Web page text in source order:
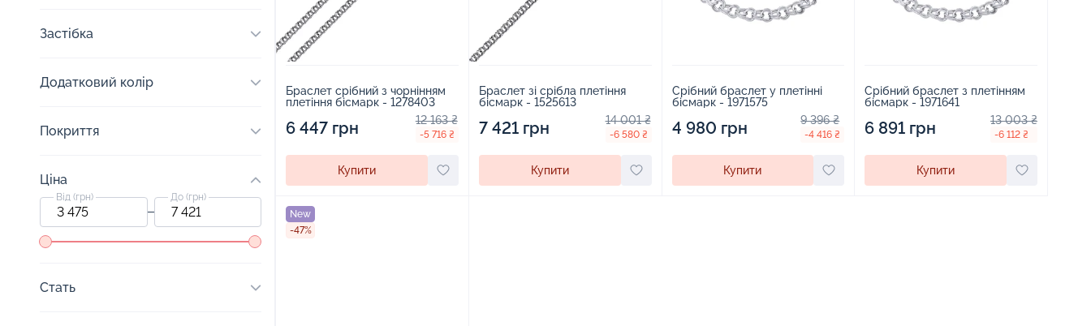
Застібка
Додатковий колір
Покриття
Ціна
Від (грн) До (грн)
Стать
Браслет срібний з чорнінням
плетіння бісмарк - 1278403
6 447 грн 12 163 ₴
-5 716 ₴
Купити
Браслет зі срібла плетіння
бісмарк - 1525613
7 421 грн 14 001 ₴
-6 580 ₴
Купити
Срібний браслет у плетінні
бісмарк - 1971575
4 980 грн 9 396 ₴
-4 416 ₴
Купити
Срібний браслет з плетінням
бісмарк - 1971641
6 891 грн 13 003 ₴
-6 112 ₴
Купити
New
-47%